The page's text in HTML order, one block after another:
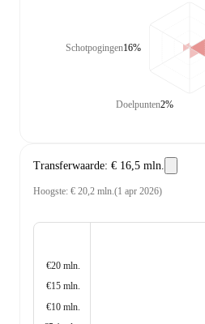
Schotpogingen16%
Doelpunten2%
Transferwaarde: € 16,5 mln.
Hoogste: € 20,2 mln.(1 apr 2026)
€20 mln.
€15 mln.
€10 mln.